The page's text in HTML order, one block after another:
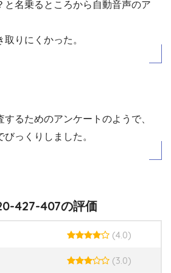
と名乗るところから自動音声のア
りにくかった。
るためのアンケートのようで、
っくりしました。
427-407の評価
(4.0)
(3.0)